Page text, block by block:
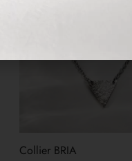
Collier BRIA